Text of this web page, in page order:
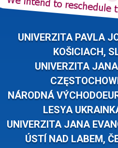
UNIVERZITA PAVLA
KOŠICIACH,
UNIVERZITA
NÁRODNÁ
LESYA
UNIVERZITA JANA
ÚSTÍ NAD LABEM,